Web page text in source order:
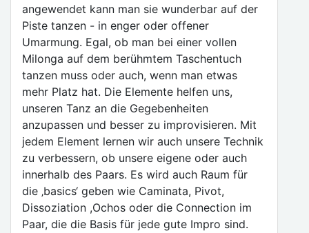
angewendet kann man sie wunderbar auf der
Piste tanzen - in enger oder offener
Umarmung. Egal, ob man bei einer vollen
Milonga auf dem berühmtem Taschentuch
tanzen muss oder auch, wenn man etwas
mehr Platz hat. Die Elemente helfen uns,
unseren Tanz an die Gegebenheiten
anzupassen und besser zu improvisieren. Mit
jedem Element lernen wir auch unsere Technik
zu verbessern, ob unsere eigene oder auch
innerhalb des Paars. Es wird auch Raum für
die ‚basics‘ geben wie Caminata, Pivot,
Dissoziation ,Ochos oder die Connection im
Paar, die die Basis für jede gute Impro sind.